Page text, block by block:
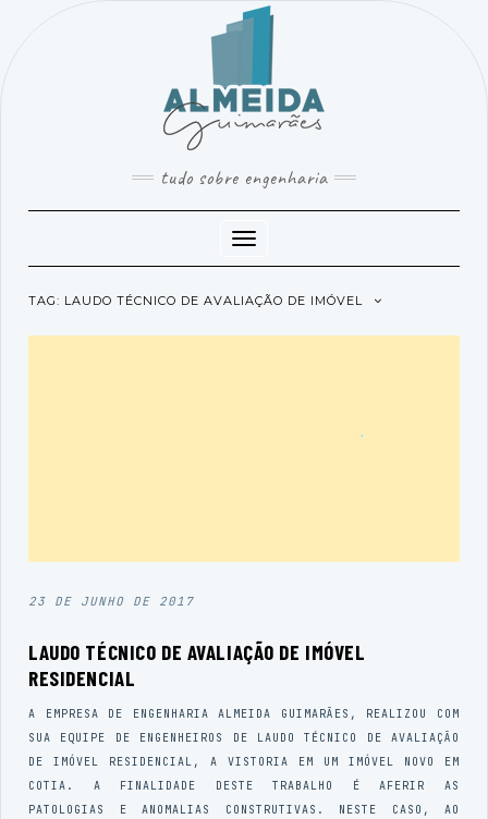
tudo sobre engenharia
Toggle
TAG: LAUDO TÉCNICO DE AVALIAÇÃO DE IMÓVEL
23 DE JUNHO DE 2017
LAUDO TÉCNICO DE AVALIAÇÃO DE IMÓVEL
RESIDENCIAL
A EMPRESA DE ENGENHARIA ALMEIDA GUIMARÃES, REALIZOU COM
SUA EQUIPE DE ENGENHEIROS DE LAUDO TÉCNICO DE AVALIAÇÃO
DE IMÓVEL RESIDENCIAL, A VISTORIA EM UM IMÓVEL NOVO EM
COTIA. A FINALIDADE DESTE TRABALHO É AFERIR AS
PATOLOGIAS E ANOMALIAS CONSTRUTIVAS. NESTE CASO, AO